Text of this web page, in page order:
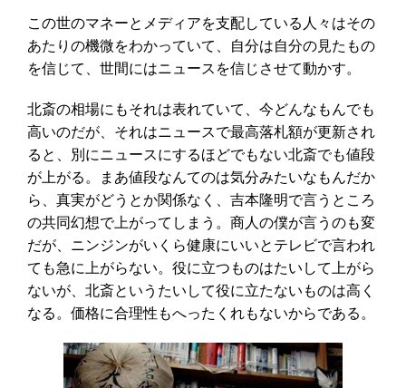
この世のマネーとメディアを支配している人々はその
あたりの機微をわかっていて、自分は自分の見たもの
を信じて、世間にはニュースを信じさせて動かす。
北斎の相場にもそれは表れていて、今どんなもんでも
高いのだが、それはニュースで最高落札額が更新され
ると、別にニュースにするほどでもない北斎でも値段
が上がる。まあ値段なんてのは気分みたいなもんだか
ら、真実がどうとか関係なく、吉本隆明で言うところ
の共同幻想で上がってしまう。商人の僕が言うのも変
だが、ニンジンがいくら健康にいいとテレビで言われ
ても急に上がらない。役に立つものはたいして上がら
ないが、北斎というたいして役に立たないものは高く
なる。価格に合理性もへったくれもないからである。